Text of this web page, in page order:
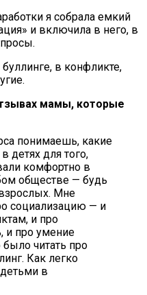
я собрала емкий
и включила в него, в
в конфликте,
мамы, которые
понимаешь, какие
детях для того,
комфортно в
обществе — будь
Мне
социализацию — и
и про
и про умение
читать про
Как легко
в